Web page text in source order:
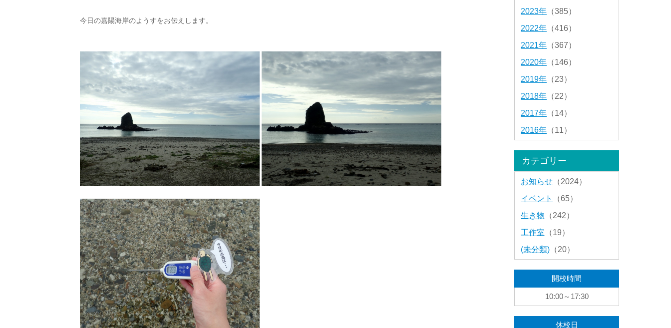
今日の嘉陽海岸のようすをお伝えします。
2023年 （385）
2022年 （416）
2021年 （367）
2020年 （146）
2019年 （23）
2018年 （22）
2017年 （14）
2016年 （11）
カテゴリー
お知らせ （2024）
イベント
（65）
生き物 （242）
工作室 （19）
(未分類) （20）
開校時間
10:00～17:30
休校日